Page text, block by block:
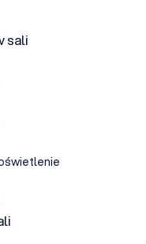
sali